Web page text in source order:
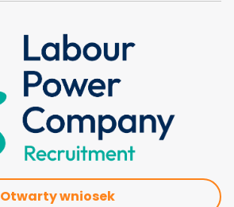
Otwarty wniosek